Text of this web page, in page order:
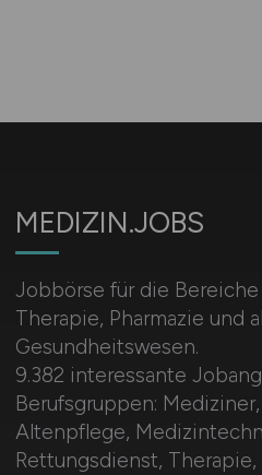
MEDIZIN.JOBS
Jobbörse für die
Therapie, Pharmazie und
Gesundheitswesen.
9.382 interessante
Berufsgruppen:
Altenpflege,
Rettungsdienst, Therapie,